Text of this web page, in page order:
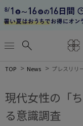
menu search
TOP News プレスリリ
現代女性の「
る意識調査